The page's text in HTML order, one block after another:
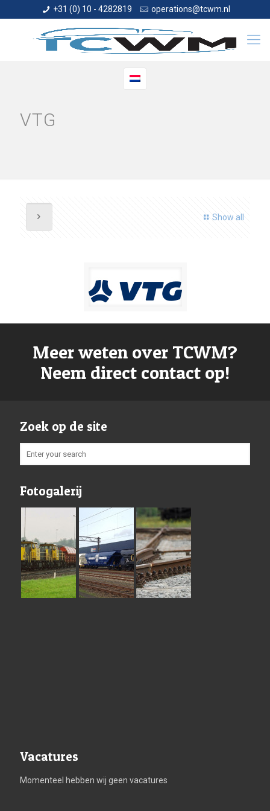
+31 (0) 10 - 4282819 operations@tcwm.nl
VTG
Show all
Meer weten over TCWM?
Neem direct contact op!
Zoek op de site
Fotogalerij
Vacatures
Momenteel hebben wij geen vacatures